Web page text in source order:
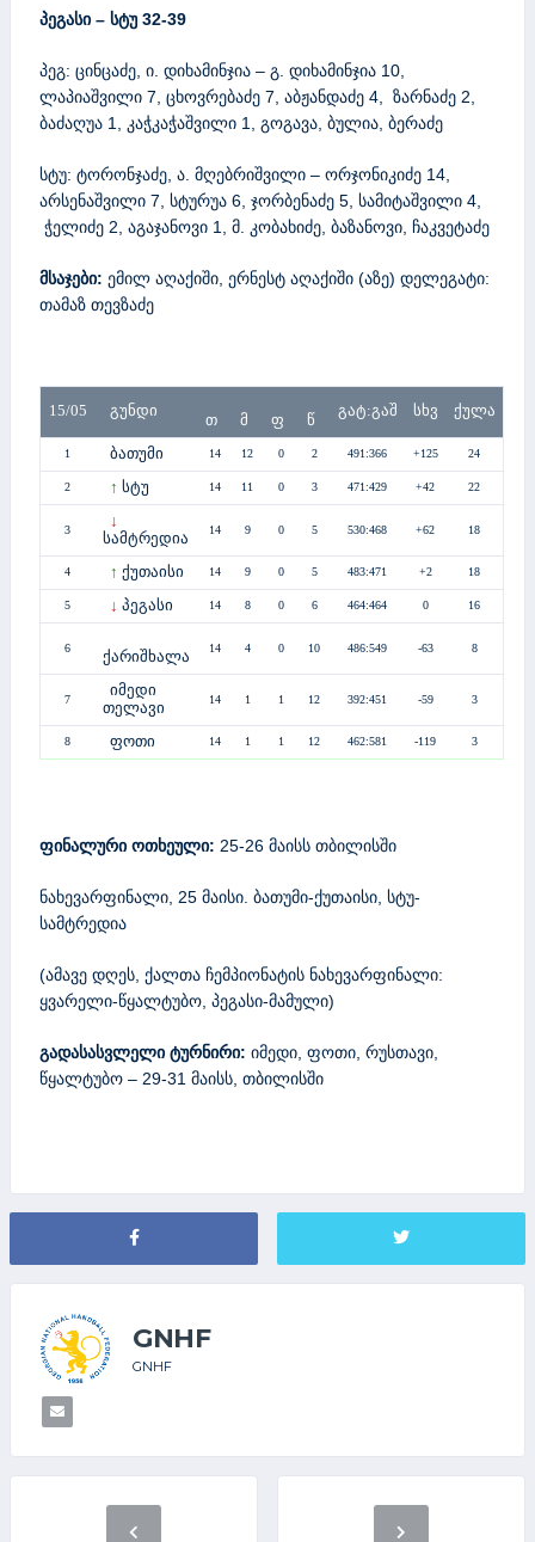
პეგასი – სტუ 32-39
პეგ: ცინცაძე, ი. დიხამინჯია – გ. დიხამინჯია 10,
ლაპიაშვილი 7, ცხოვრებაძე 7, აბჟანდაძე 4, ზარნაძე 2,
ბაძაღუა 1, კაჭკაჭაშვილი 1, გოგავა, ბულია, ბერაძე
სტუ: ტორონჯაძე, ა. მღებრიშვილი – ორჯონიკიძე 14,
არსენაშვილი 7, სტურუა 6, ჯორბენაძე 5, სამიტაშვილი 4,
ჭელიძე 2, აგაჯანოვი 1, მ. კობახიძე, ბაზანოვი, ჩაკვეტაძე
მსაჯები: ემილ აღაქიში, ერნესტ აღაქიში (აზე) დელეგატი:
თამაზ თევზაძე
15/05 გუნდი
თ მ ფ წ
გატ:გაშ სხვ ქულა
1 ბათუმი 14 12 0 2 491:366 +125 24
2 ↑ სტუ 14 11 0 3 471:429 +42 22
3
↓
სამტრედია
14 9 0 5 530:468 +62 18
4 ↑ ქუთაისი 14 9 0 5 483:471 +2 18
5 ↓ პეგასი 14 8 0 6 464:464 0 16
6 ქარიშხალა 14 4 0 10 486:549 -63 8
7
იმედი
თელავი
14 1 1 12 392:451 -59 3
8 ფოთი 14 1 1 12 462:581 -119 3
ფინალური ოთხეული: 25-26 მაისს თბილისში
ნახევარფინალი, 25 მაისი. ბათუმი-ქუთაისი, სტუ-
სამტრედია
(ამავე დღეს, ქალთა ჩემპიონატის ნახევარფინალი:
ყვარელი-წყალტუბო, პეგასი-მამული)
გადასასვლელი ტურნირი: იმედი, ფოთი, რუსთავი,
წყალტუბო – 29-31 მაისს, თბილისში
GNHF
GNHF